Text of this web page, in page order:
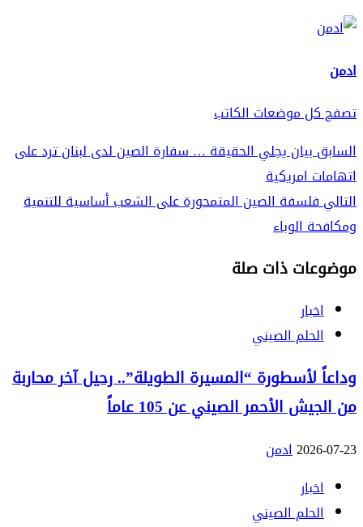
ادمن
تصفح كل موضعات الكاتب
Continue
Reading
السابقبيان يجلي الحقيقة … سفارة الصين لدى لبنان ترد على
اتهامات امريكية
التاليفلسفة الصين المتمحورة على الشعب أساسية للتنمية
ومكافحة الوباء
موضوعات ذات صلة
اخبار
الحلم الصيني
وداعاً لأسطورة “المسيرة الطويلة”.. رحيل آخر محاربة
من الجيش الأحمر الصيني عن 105 عاماً
2026-07-23ادمن
اخبار
الحلم الصيني